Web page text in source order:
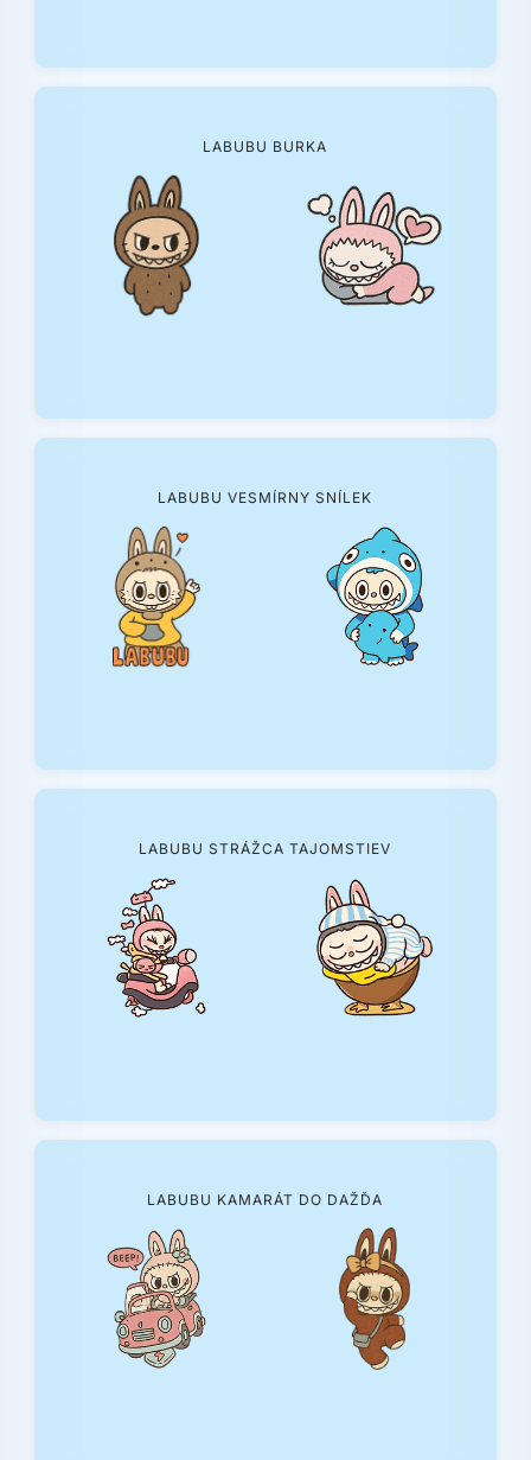
LABUBU BURKA
LABUBU VESMÍRNY SNÍLEK
LABUBU STRÁŽCA TAJOMSTIEV
LABUBU KAMARÁT DO DAŽĎA